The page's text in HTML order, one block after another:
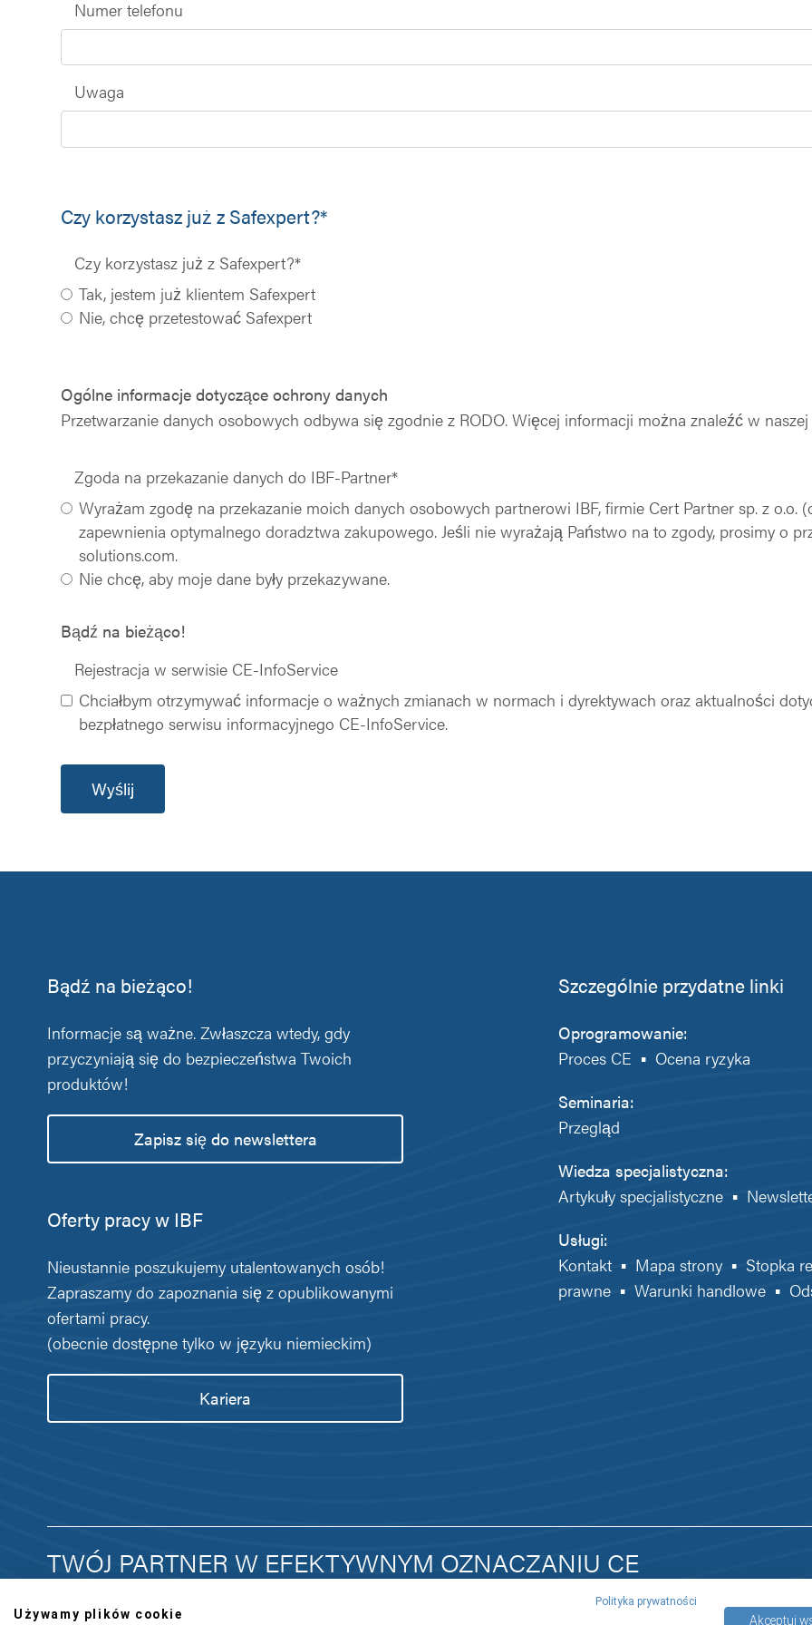
Numer telefonu
Uwaga
Czy korzystasz już z Safexpert?*
Czy korzystasz już z Safexpert?*
Tak, jestem już klientem Safexpert
Nie, chcę przetestować Safexpert
Ogólne informacje dotyczące ochrony danych
Przetwarzanie danych osobowych odbywa się zgodnie z RODO. Więcej informacji można znaleźć w naszej
Zgoda na przekazanie danych do IBF-Partner*
Wyrażam zgodę na przekazanie moich danych osobowych partnerowi IBF, firmie Cert Partner sp. z o.o.
zapewnienia optymalnego doradztwa zakupowego. Jeśli nie wyrażają Państwo na to zgody, prosimy o
solutions.com.
Nie chcę, aby moje dane były przekazywane.
Bądź na bieżąco!
Rejestracja w serwisie CE-InfoService
Chciałbym otrzymywać informacje o ważnych zmianach w normach i dyrektywach oraz aktualności
bezpłatnego serwisu informacyjnego CE-InfoService.
Bądź na bieżąco!
Informacje są ważne. Zwłaszcza wtedy, gdy
przyczyniają się do bezpieczeństwa Twoich
produktów!
Zapisz się do newslettera
Oferty pracy w IBF
Nieustannie poszukujemy utalentowanych osób!
Zapraszamy do zapoznania się z opublikowanymi
ofertami pracy.
(obecnie dostępne tylko w języku niemieckim)
Kariera
Szczególnie przydatne linki
Oprogramowanie:
Proces CE ▪ Ocena ryzyka
Seminaria:
Przegląd
Wiedza specjalistyczna:
Artykuły specjalistyczne ▪
Usługi:
Kontakt ▪ Mapa strony ▪ Stopka
prawne ▪Warunki handlowe ▪
TWÓJ PARTNER W EFEKTYWNYM OZNACZANIU CE
Polityka prywatności
Używamy plików cookie Akceptuj